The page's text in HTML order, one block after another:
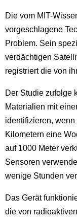
Die vom MIT-
vorgeschlagene
Problem. Sein
verdächtigen
registriert die von
Der Studie zufolge
Materialien mit
identifizieren,
Kilometern eine
auf 1000 Meter
Sensoren
wenige Stunden
Das Gerät
die von